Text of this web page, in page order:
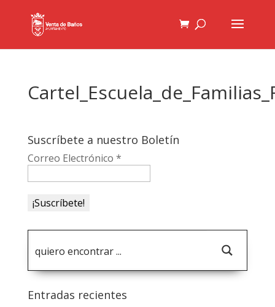
Suscríbete a nuestro Boletín
Correo Electrónico *
Entradas recientes